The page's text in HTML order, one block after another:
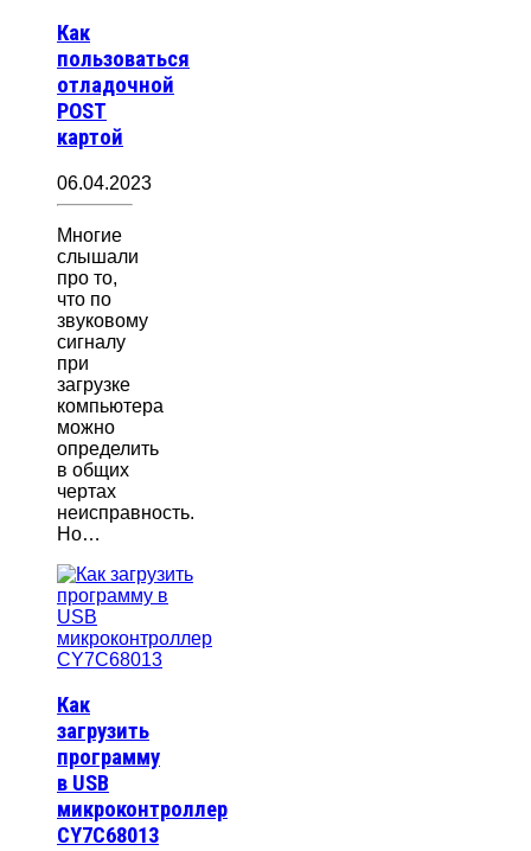
Как
пользоваться
отладочной
POST
картой
06.04.2023
Многие
слышали
про то,
что по
звуковому
сигналу
при
загрузке
компьютера
можно
определить
в общих
чертах
неисправность.
Но…
Как
загрузить
программу
в USB
микроконтроллер
CY7C68013